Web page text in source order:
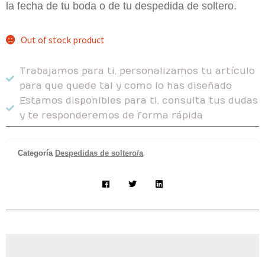
la fecha de tu boda o de tu despedida de soltero.
Out of stock product
Trabajamos para ti, personalizamos tu artículo
para que quede tal y como lo has diseñado
Estamos disponibles para ti, consulta tus dudas
y te responderemos de forma rápida
Categoría Despedidas de soltero/a